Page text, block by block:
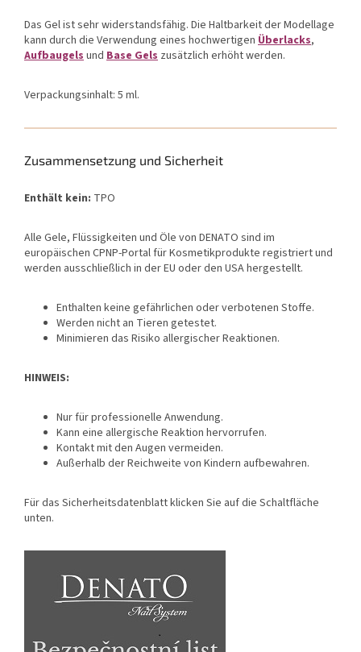
Das Gel ist sehr widerstandsfähig. Die Haltbarkeit der Modellage
kann durch die Verwendung eines hochwertigen Überlacks,
Aufbaugelsund Base Gels zusätzlich erhöht werden.
Verpackungsinhalt: 5 ml.
Zusammensetzung und Sicherheit
Enthält kein: TPO
Alle Gele, Flüssigkeiten und Öle von DENATO sind im
europäischen CPNP-Portal für Kosmetikprodukte registriert und
werden ausschließlich in der EU oder den USA hergestellt.
Enthalten keine gefährlichen oder verbotenen Stoffe.
Werden nicht an Tieren getestet.
Minimieren das Risiko allergischer Reaktionen.
HINWEIS:
Nur für professionelle Anwendung.
Kann eine allergische Reaktion hervorrufen.
Kontakt mit den Augen vermeiden.
Außerhalb der Reichweite von Kindern aufbewahren.
Für das Sicherheitsdatenblatt klicken Sie auf die Schaltfläche
unten.